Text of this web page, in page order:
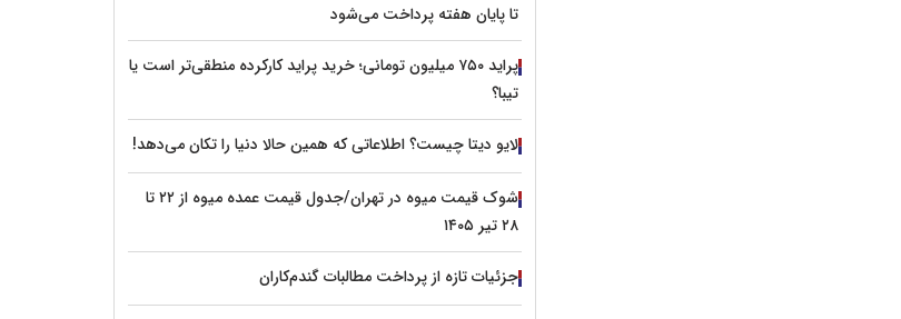
تا پایان هفته پرداخت می‌شود
پراید ۷۵۰ میلیون تومانی؛ خرید پراید کارکرده منطقی‌تر است یا
تیبا؟
لایو دیتا چیست؟ اطلاعاتی که همین حالا دنیا را تکان می‌دهد!
شوک قیمت میوه در تهران/جدول قیمت عمده میوه از ۲۲ تا
۲۸ تیر ۱۴۰۵
جزئیات تازه از پرداخت مطالبات گندم‌کاران